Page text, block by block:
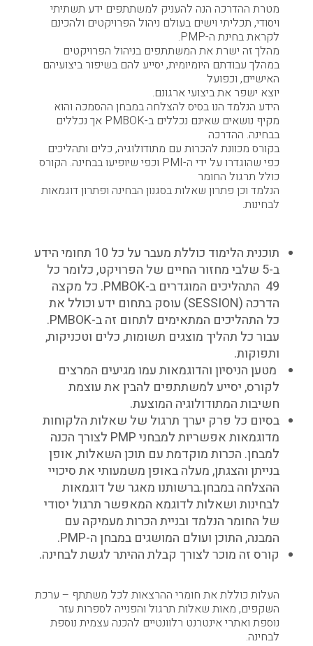
מטרת ההדרכה הנה להעניק למשתתפים ידע תשתיתי
ויסודי, תכליתי וישים בעולם ניהול הפרויקטים ולהכינם
לקראת בחינת ה-PMP.
מהלך זה ישרת את המשתתפים בניהול הפרויקטים
במהלך עבודתם היומיומית, יסייע להם בשיפור ביצועיהם
האישיים, וכפועל
יוצא ישפר את ביצועי ארגונם.
הידע הנלמד הנו בסיס להצלחה במבחן ההסמכה והוא
מקיף נושאים שאינם נכללים ב-PMBOK אך נכללים
בבחינה. ההדרכה
בקורס מכוונת להכרות עם מתודולוגיה, כלים ותהליכים
כפי שהוגדרו על ידי ה-PMI וכפי שיופיעו בבחינה. הקורס
כולל תרגול החומר
הנלמד וכן פתרון שאלות בסגנון הבחינה ופתרון דוגמאות
לבחינות.
תוכנית הלימוד כוללת מעבר על כל 10 תחומי הידע
ב-5 שלבי מחזור החיים של הפרויקט, כלומר כל
49 התהליכים המוגדרים ב-PMBOK. כל מקצה
הדרכה (SESSION) עוסק בתחום ידע וכולל את
כל התהליכים המתאימים לתחום זה ב-PMBOK.
עבור כל תהליך מוצגים תשומות, כלים וטכניקות,
ותפוקות.
מטען הניסיון והדוגמאות עמו מגיעים המרצים
לקורס, יסייע למשתתפים להבין את עוצמת
חשיבות המתודולוגיה המוצעת.
בסיום כל פרק יערך תרגול של שאלות הלקוחות
מדוגמאות אפשריות למבחני PMP לצורך הכנה
למבחן. הכרות מוקדמת עם תוכן השאלות, אופן
בנייתן והצגתן, מעלה באופן משמעותי את סיכויי
ההצלחה במבחן.ברשותנו מאגר של דוגמאות
לבחינות ושאלות לדוגמא המאפשר תרגול יסודי
של החומר הנלמד ובניית הכרות מעמיקה עם
המבנה, התוכן ועולם המושגים במבחן ה-PMP.
קורס זה מוכר לצורך קבלת ההיתר לגשת לבחינה.
העלות כוללת את חומרי ההרצאות לכל משתתף – ערכת
השקפים, מאות שאלות תרגול והפנייה לספרות עזר
נוספת ואתרי אינטרנט רלוונטיים להכנה עצמית נוספת
לבחינה.